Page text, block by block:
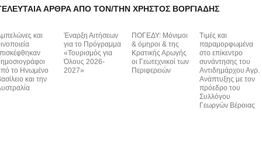
ΆΡΘΡΑ ΑΠΌ ΤΟΝ/ΤΗΝ ΧΡΉΣΤΟΣ ΒΟΡΓΙΆΔΗΣ
και
το Ηνωμένο
και την
Έναρξη Αιτήσεων
για το Πρόγραμμα
«Τουρισμός για
Όλους 2026-
2027»
ΠΟΓΕΔΥ: Μόνιμοι
& όμηροι & της
Κρατικής Αρωγής
οι Γεωτεχνικοί των
Περιφερειών
Τιμές και
παραμορφωμένα
στο επίκεντρο
συνάντησης του
Αντιδημάρχου Αγρ.
Ανάπτυξης με τον
πρόεδρο του
Συλλόγου
Γεωργών Βέροιας